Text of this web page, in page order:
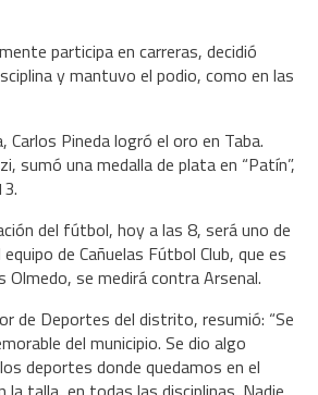
participa en carreras, decidió
y mantuvo el podio, como en las
Carlos Pineda logró el oro en Taba.
sumó una medalla de plata en “Patín”,
del fútbol, hoy a las 8, será uno de
de Cañuelas Fútbol Club, que es
se medirá contra Arsenal.
de Deportes del distrito, resumió: “Se
del municipio. Se dio algo
deportes donde quedamos en el